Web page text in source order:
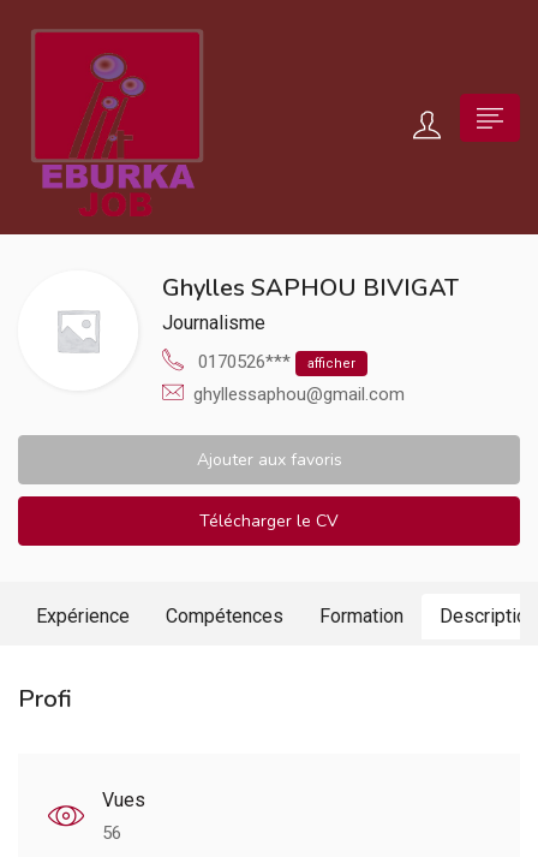
Ghylles SAPHOU BIVIGAT
Journalisme
0170526*** afficher
ghyllessaphou@gmail.com
Ajouter aux favoris
Télécharger le CV
Expérience Compétences Formation Description
Profi
Vues
56